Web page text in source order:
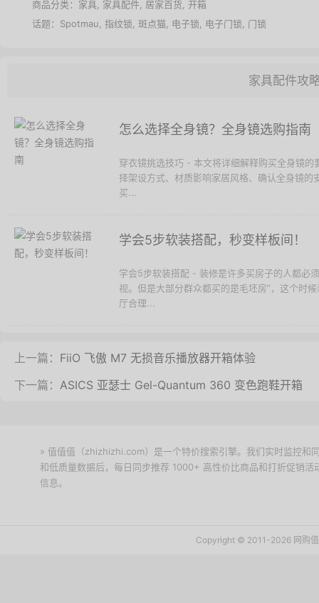
商品分类： 家具 家具配件 居家百货 开箱
话题： Spotmau 指纹锁 斑点猫 电子锁 电子门锁 门锁
家具配件攻
怎么选择全身镜？全身镜选购指南
穿衣镜挑选技巧 - 本文将详细解释购买全身镜
择架设方式、材质影响家居风格、确认全身镜
买...
学会5步软装搭配，秒变样板间！
学会5步软装搭配 - 装修是许多买房子的人都必
视。但是大部分群众都买的是毛坯房”，这个时
厅合理...
上一篇： FiiO 飞傲 M7 无损音乐播放器开箱体验
下一篇： ASICS 亚瑟士 Gel-Quantum 360 变色跑鞋开箱
» 值值值（zhizhizhi.com）是一个特价搜索引擎。我们实时监控和
和低质量数据后，每日同步推荐 1000+ 高性价比商品和打折促销
信息。
Copyright © 2011-2026 网购